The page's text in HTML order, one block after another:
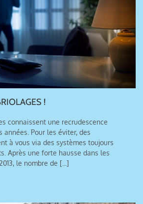
!
connaissent une recrudescence
années. Pour les éviter, des
à vous via des systèmes toujours
Après une forte hausse dans les
le nombre de [...]